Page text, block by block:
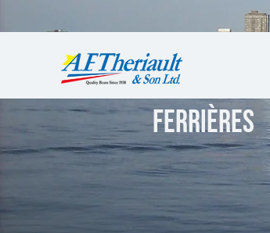
FERRIÈRES